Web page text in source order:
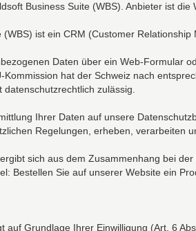
Business Suite (WBS). Anbieter ist
(WBS) ist ein CRM (Customer
Daten über ein Web-Formular
Kommission hat der Schweiz nach
zulässig.
Ihrer Daten auf unsere
Regelungen, erheben, verarbeiten
sich aus dem Zusammenhang bei
Bestellen Sie auf unserer Website ein
auf Grundlage Ihrer Einwilligung (Art. 6